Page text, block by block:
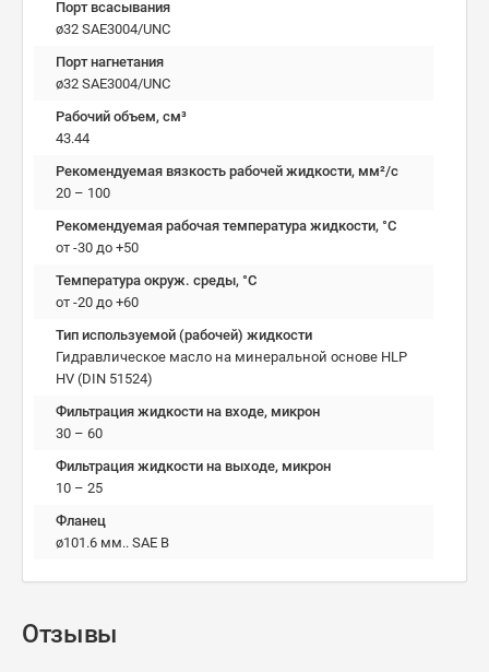
Порт всасывания
ø32 SAE3004/UNC
Порт нагнетания
ø32 SAE3004/UNC
Рабочий объем, см³
43.44
Рекомендуемая вязкость рабочей жидкости, мм²/с
20 – 100
Рекомендуемая рабочая температура жидкости, °C
от -30 до +50
Температура окруж. среды, °C
от -20 до +60
Тип используемой (рабочей) жидкости
Гидравлическое масло на минеральной основе HLP
HV (DIN 51524)
Фильтрация жидкости на входе, микрон
30 – 60
Фильтрация жидкости на выходе, микрон
10 – 25
Фланец
ø101.6 мм.. SAE B
Отзывы